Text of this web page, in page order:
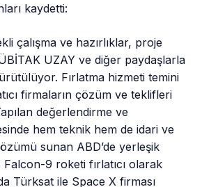
kaydetti:
çalışma ve hazırlıklar, proje
UZAY ve diğer paydaşlarla
Fırlatma hizmeti temini
firmaların çözüm ve teklifleri
değerlendirme ve
hem teknik hem de idari ve
sunan ABD’de yerleşik
Falcon-9 roketi fırlatıcı olarak
Türksat ile Space X firması